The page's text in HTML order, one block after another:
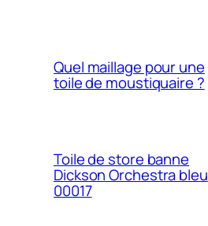
Quel maillage pour une
toile de moustiquaire ?
Toile de store banne
Dickson Orchestra bleu
00017